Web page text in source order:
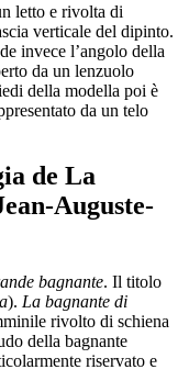
letto e rivolta di
verticale del dipinto.
invece l’angolo della
da un lenzuolo
della modella poi è
da un telo
de La
Auguste-
bagnante. Il titolo
). La bagnante di
rivolto di schiena
della bagnante
riservato e